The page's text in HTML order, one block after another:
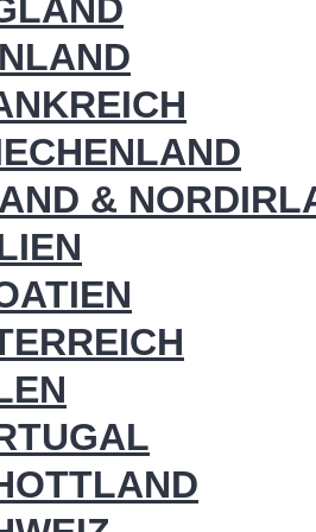
&